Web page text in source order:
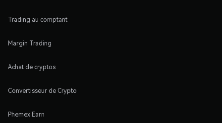
Trading au comptant
Margin Trading
Achat de cryptos
Convertisseur de Crypto
Phemex Earn